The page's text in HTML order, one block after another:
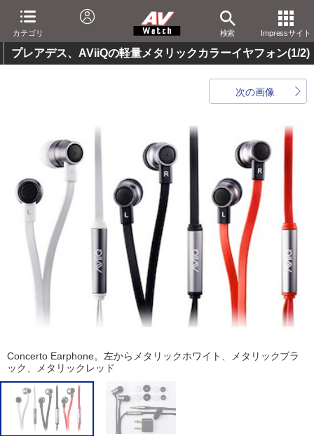
カテゴリ 検索 Impressサイト
プレアデス、AViiQの軽量メタリックカラーイヤフォン(1/2)
次の画像
Concerto Earphone。左からメタリックホワイト、メタリックブラ
ック、メタリックレッド